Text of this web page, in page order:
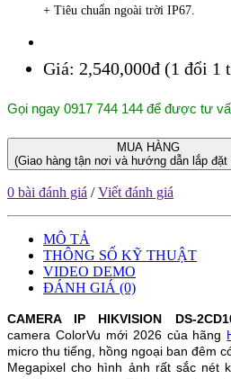
+ Tiêu chuẩn ngoài trời IP67.
Giá: 2,540,000đ (1 đổi 1
Gọi ngay 0917 744 144 để được tư
MUA HÀNG
(Giao hàng tận nơi và hướng dẫn lắp đặt
0 bài đánh giá /Viết đánh giá
MÔ TẢ
THÔNG SỐ KỸ THUẬT
VIDEO DEMO
ĐÁNH GIÁ (0)
CAMERA IP HIKVISION DS-
camera ColorVu mới 2026 của hãng
micro thu tiếng, hồng ngoại ban đêm
Megapixel cho hình ảnh rất sắc nét